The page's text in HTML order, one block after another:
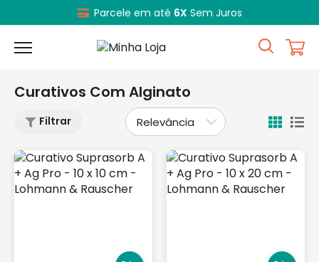
Parcele em até6XSem Juros
Curativos Com Alginato
Filtrar